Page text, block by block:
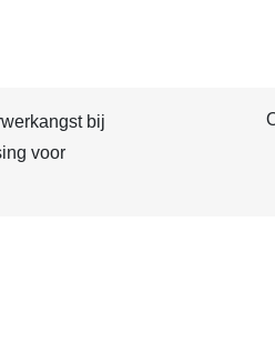
bij
voor